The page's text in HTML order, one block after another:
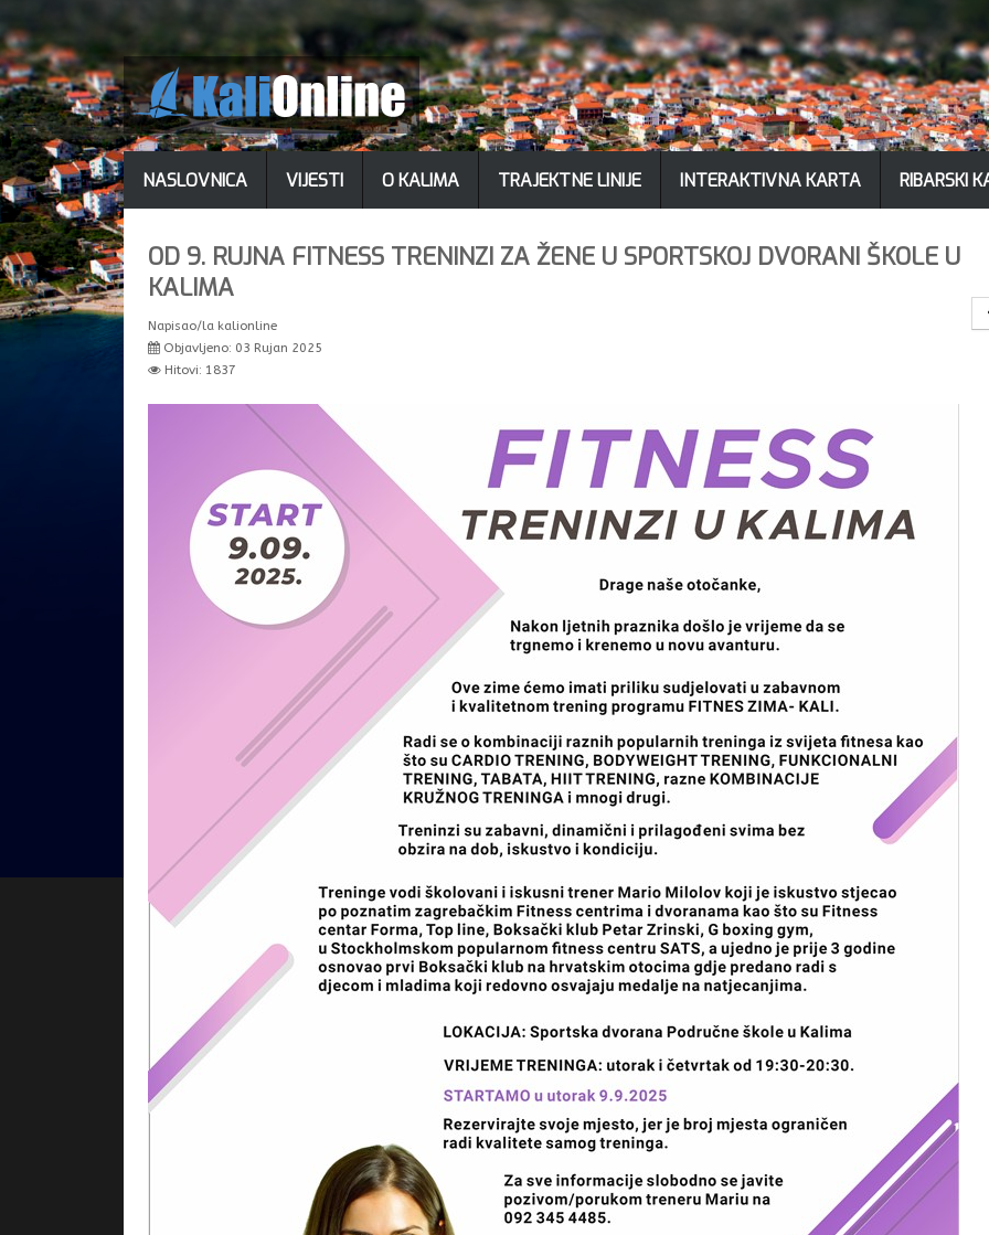
NASLOVNICA VIJESTI O KALIMA TRAJEKTNE LINIJE INTERAKTIVNA KARTA RIBARSKI
OD 9. RUJNA FITNESS TRENINZI ZA ŽENE U SPORTSKOJ DVORANI ŠKOLE U
KALIMA
Napisao/la kalionline
Objavljeno: 03 Rujan 2025
Hitovi: 1837